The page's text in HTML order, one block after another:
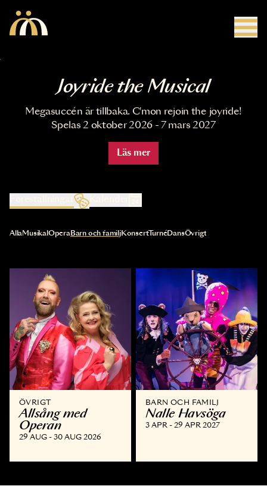
Joyride the Musical
Megasuccén är tillbaka. C'mon rejoin the joyride!
Spelas 2 oktober 2026 - 7 mars 2027
Läs mer
Kalender
Val av kategori uppdaterar innehållet automatiskt
AllaMusikal OperaBarn och familjKonsertTurnéDansÖvrigt
ÖVRIGT
Allsång med
Operan
29 AUG - 30 AUG 2026
BARN OCH FAMILJ
Nalle Havsöga
3 APR - 29 APR 2027